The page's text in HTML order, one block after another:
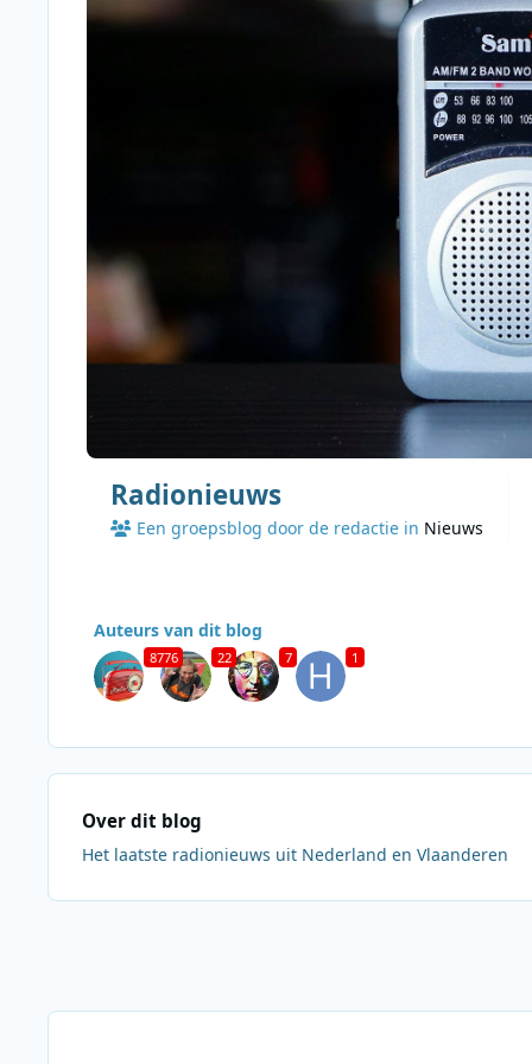
Radionieuws
Een groepsblog door de redactie in Nieuws
Auteurs van dit blog
8776 22 7 1
Over dit blog
Het laatste radionieuws uit Nederland en Vlaanderen
Berichten in deze blog